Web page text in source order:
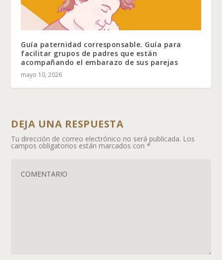
Guía paternidad corresponsable. Guía para
facilitar grupos de padres que están
acompañando el embarazo de sus parejas
mayo 10, 2026
DEJA UNA RESPUESTA
Tu dirección de correo electrónico no será publicada. Los
campos obligatorios están marcados con*